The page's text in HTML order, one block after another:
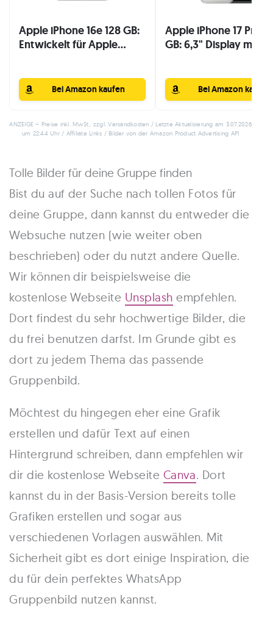
Apple iPhone 16e 128 GB:
Entwickelt für Apple...
Bei Amazon kaufen
Apple iPhone 17 Pro
GB: 6,3" Display mit...
Bei Amazon kaufen
ANZEIGE – Preise inkl. MwSt., zzgl. Versandkosten / Letzte Aktualisierung am 3.07.2026
um 22:44 Uhr / Affiliate Links / Bilder von der Amazon Product Advertising API
Tolle Bilder für deine Gruppe finden
Bist du auf der Suche nach tollen Fotos für
deine Gruppe, dann kannst du entweder die
Websuche nutzen (wie weiter oben
beschrieben) oder du nutzt andere Quelle.
Wir können dir beispielsweise die
kostenlose Webseite Unsplash empfehlen.
Dort findest du sehr hochwertige Bilder, die
du frei benutzen darfst. Im Grunde gibt es
dort zu jedem Thema das passende
Gruppenbild.
Möchtest du hingegen eher eine Grafik
erstellen und dafür Text auf einen
Hintergrund schreiben, dann empfehlen wir
dir die kostenlose Webseite Canva. Dort
kannst du in der Basis-Version bereits tolle
Grafiken erstellen und sogar aus
verschiedenen Vorlagen auswählen. Mit
Sicherheit gibt es dort einige Inspiration, die
du für dein perfektes WhatsApp
Gruppenbild nutzen kannst.